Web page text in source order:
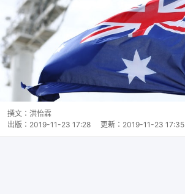
撰文： 洪怡霖
出版： 2019-11-23 17:28 更新： 2019-11-23 17:35